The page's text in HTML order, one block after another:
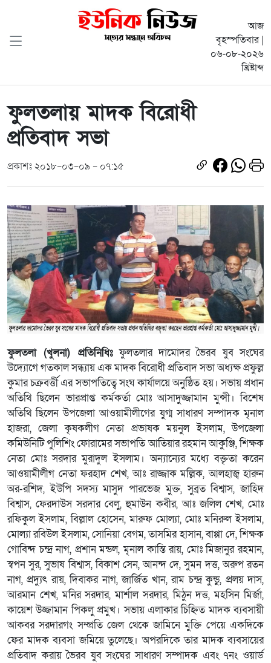
আজ
বৃহস্পতিবার |
০৬-০৮-২০২৬
খ্রিষ্টাব্দ
ফুলতলায় মাদক বিরোধী
প্রতিবাদ সভা
প্রকাশঃ ২০১৮-০৩-০৯ - ০৭:১৫
ফুলতলা (খুলনা) প্রতিনিধিঃফুলতলার দামোদর ভৈরব যুব সংঘের
উদ্যোগে গতকাল সন্ধ্যায় এক মাদক বিরোধী প্রতিবাদ সভা অধ্যক্ষ প্রফুল্ল
কুমার চক্রবর্ত্তী এর সভাপতিত্বে সংঘ কার্যালয়ে অনুষ্ঠিত হয়। সভায় প্রধান
অতিথি ছিলেন ভারপ্রাপ্ত কর্মকর্তা মোঃ আসাদুজ্জামান মুন্সী। বিশেষ
অতিথি ছিলেন উপজেলা আওয়ামীলীগের যুগ্ম সাধারণ সম্পাদক মৃনাল
হাজরা, জেলা কৃষকলীগ নেতা প্রভাষক ময়নুল ইসলাম, উপজেলা
কমিউনিটি পুলিশিং ফোরামের সভাপতি আতিয়ার রহমান আকুঞ্জি, শিক্ষক
নেতা মোঃ সরদার মুরাদুল ইসলাম। অন্যান্যের মধ্যে বক্তৃতা করেন
আওয়ামীলীগ নেতা ফরহাদ শেখ, আঃ রাজ্জাক মল্লিক, আলহাজ্ব হারুন
অর-রশিদ, ইউপি সদস্য মাসুদ পারভেজ মুক্ত, সুব্রত বিশ্বাস, জাহিদ
বিশ্বাস, ফেরদাউস সরদার বেলু, হুমাউন কবীর, আঃ জলিল শেখ, মোঃ
রফিকুল ইসলাম, বিল্লাল হোসেন, মারুফ মোল্যা, মোঃ মনিরুল ইসলাম,
মোল্যা রবিউল ইসলাম, সোনিয়া বেগম, তাসমির হাসান, বাপ্পা দে, শিক্ষক
গোবিন্দ চন্দ্র নাগ, প্রশান মন্ডল, মৃনাল কান্তি রায়, মোঃ মিজানুর রহমান,
স্বপন সুর, সুভাষ বিশ্বাস, বিকাশ সেন, আনন্দ দে, সুমন দত্ত, অরুপ রতন
নাগ, প্রদ্যুৎ রায়, দিবাকর নাগ, জার্জিত খান, রাম চন্দ্র কুন্ডু, প্রলয় দাস,
আরমান শেখ, মনির সরদার, মার্শাল সরদার, মিঠুন দত্ত, মহসিন মির্জা,
কায়েশ উজ্জামান পিকলু প্রমুখ। সভায় এলাকার চিহ্নিত মাদক ব্যবসায়ী
আকবর সরদারগং সম্প্রতি জেল থেকে জামিনে মুক্তি পেয়ে একদিকে
ফের মাদক ব্যবসা জমিয়ে তুলেছে। অপরদিকে তার মাদক ব্যবসায়ের
প্রতিবাদ করায় ভৈরব যুব সংঘের সাধারণ সম্পাদক এবং ৭নং ওয়ার্ড